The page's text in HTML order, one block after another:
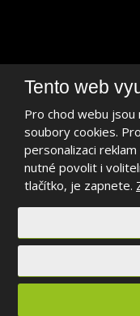
LinkedIn
Mapa
Tento web
Pro chod webu jsou
soubory cookies.
personalizaci
nutné povolit i
tlačítko, je zapnete.